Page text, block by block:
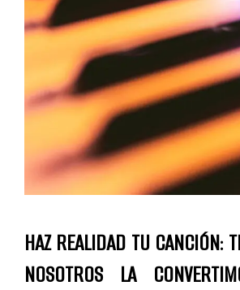
HAZ REALIDAD TU CANCIÓN:
NOSOTROS LA